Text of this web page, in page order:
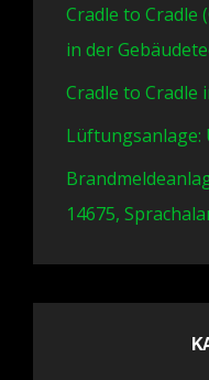
Cradle to Cradle
in der
Cradle to Cradle
Lüftungsanlage:
14675,